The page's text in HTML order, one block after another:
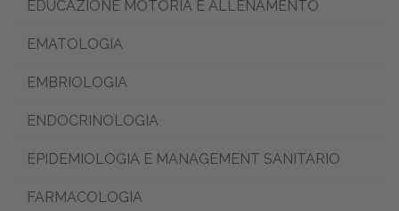
EDUCAZIONE MOTORIA E ALLENAMENTO
EMATOLOGIA
EMBRIOLOGIA
ENDOCRINOLOGIA
EPIDEMIOLOGIA E MANAGEMENT SANITARIO
FARMACOLOGIA